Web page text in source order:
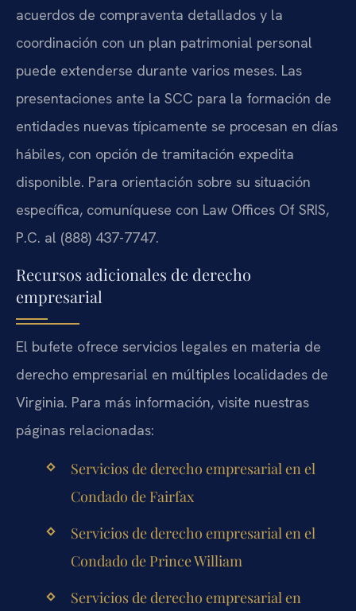
acuerdos de compraventa detallados y la
coordinación con un plan patrimonial personal
puede extenderse durante varios meses. Las
presentaciones ante la SCC para la formación de
entidades nuevas típicamente se procesan en días
hábiles, con opción de tramitación expedita
disponible. Para orientación sobre su situación
específica, comuníquese con Law Offices Of SRIS,
P.C. al (888) 437-7747.
Recursos adicionales de derecho
empresarial
El bufete ofrece servicios legales en materia de
derecho empresarial en múltiples localidades de
Virginia. Para más información, visite nuestras
páginas relacionadas:
Servicios de derecho empresarial en el
Condado de Fairfax
Servicios de derecho empresarial en el
Condado de Prince William
Servicios de derecho empresarial en